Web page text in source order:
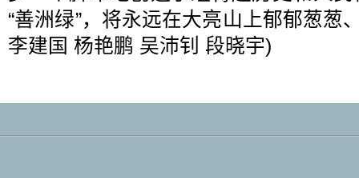
“善洲绿”，将永远在大亮山上郁郁葱葱
李建国 杨艳鹏 吴沛钊 段晓宇)